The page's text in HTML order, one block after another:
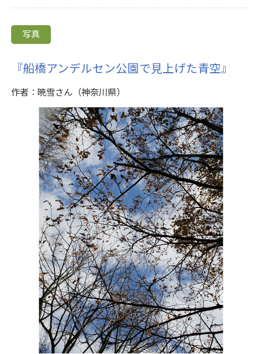
写真
『船橋アンデルセン公園で見上げた青空』
作者：暁雪さん（神奈川県）